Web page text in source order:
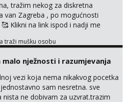
tražim nekog za diskretna
van Zagreba , po mogućnosti
Klikni na link ispod i nadji me
traži mušku osobu
malo nježnosti i razumjevanja
vezi koja nema nikakvog pocetka
sam nesretna. sve
nista ne dobivam za uzvrat.trazim